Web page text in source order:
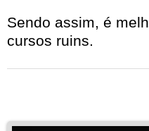
Sendo assim, é
cursos ruins.